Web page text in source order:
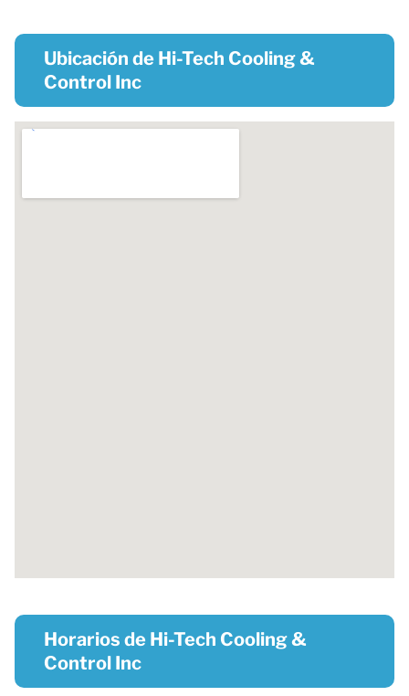
Ubicación de Hi-Tech Cooling &
Control Inc
Horarios de Hi-Tech Cooling &
Control Inc